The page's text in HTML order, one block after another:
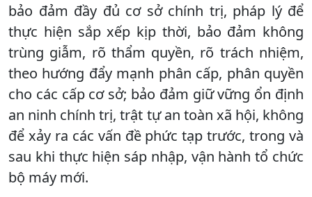
bảo đảm đầy đủ cơ sở chính trị, pháp lý để
thực hiện sắp xếp kịp thời, bảo đảm không
trùng giẫm, rõ thẩm quyền, rõ trách nhiệm,
theo hướng đẩy mạnh phân cấp, phân quyền
cho các cấp cơ sở; bảo đảm giữ vững ổn định
an ninh chính trị, trật tự an toàn xã hội, không
để xảy ra các vấn đề phức tạp trước, trong và
sau khi thực hiện sáp nhập, vận hành tổ chức
bộ máy mới.